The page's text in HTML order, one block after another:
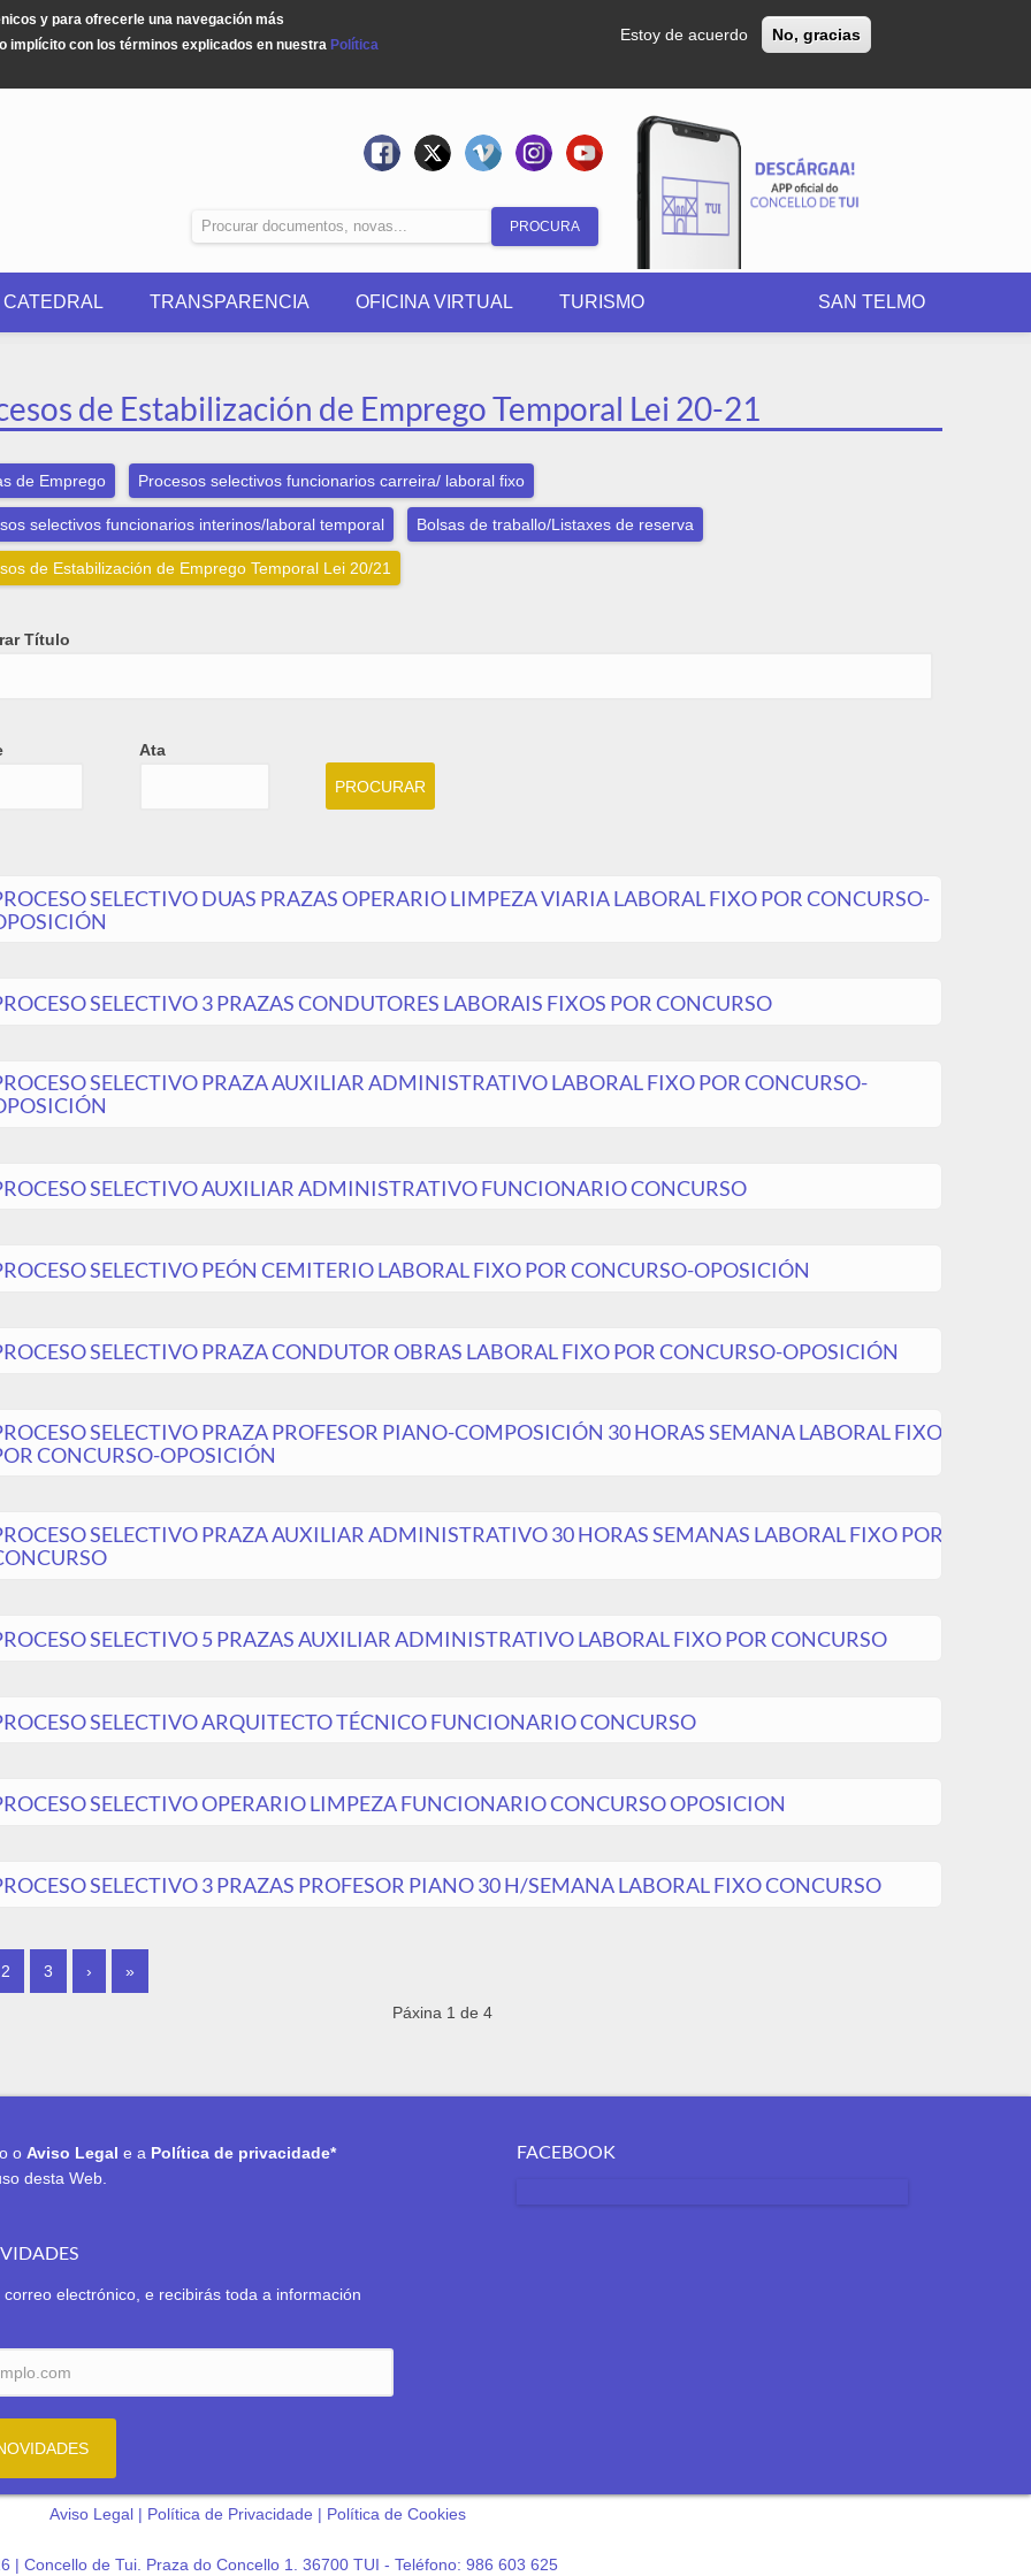
y para ofrecerle una navegación más
implícito con los términos explicados en nuestra Política
Estoy de acuerdo No, gracias
Formulario
de
búsqueda
CATEDRAL TRANSPARENCIA OFICINA VIRTUAL TURISMO SAN TELMO
de Estabilización de Emprego Temporal Lei 20-21
de Emprego Procesos selectivos funcionarios carreira/ laboral fixo
selectivos funcionarios interinos/laboral temporal Bolsas de traballo/Listaxes de reserva
de Estabilización de Emprego Temporal Lei 20/21
Título
Ata
SELECTIVO DUAS PRAZAS OPERARIO LIMPEZA VIARIA LABORAL FIXO POR CONCURSO-
SELECTIVO 3 PRAZAS CONDUTORES LABORAIS FIXOS POR CONCURSO
SELECTIVO PRAZA AUXILIAR ADMINISTRATIVO LABORAL FIXO POR CONCURSO-
SELECTIVO AUXILIAR ADMINISTRATIVO FUNCIONARIO CONCURSO
SELECTIVO PEÓN CEMITERIO LABORAL FIXO POR CONCURSO-OPOSICIÓN
SELECTIVO PRAZA CONDUTOR OBRAS LABORAL FIXO POR CONCURSO-OPOSICIÓN
SELECTIVO PRAZA PROFESOR PIANO-COMPOSICIÓN 30 HORAS SEMANA LABORAL FIXO
CONCURSO-OPOSICIÓN
SELECTIVO PRAZA AUXILIAR ADMINISTRATIVO 30 HORAS SEMANAS LABORAL FIXO POR
SELECTIVO 5 PRAZAS AUXILIAR ADMINISTRATIVO LABORAL FIXO POR CONCURSO
SELECTIVO ARQUITECTO TÉCNICO FUNCIONARIO CONCURSO
SELECTIVO OPERARIO LIMPEZA FUNCIONARIO CONCURSO OPOSICION
SELECTIVO 3 PRAZAS PROFESOR PIANO 30 H/SEMANA LABORAL FIXO CONCURSO
2 3 › »
Páxina 1 de 4
o Aviso Legal e a Política de privacidade*
desta Web.
correo electrónico, e recibirás toda a información
FACEBOOK
Aviso Legal | Política de Privacidade | Política de Cookies
| Concello de Tui. Praza do Concello 1. 36700 TUI - Teléfono: 986 603 625